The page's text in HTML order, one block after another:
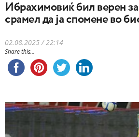
Ибрахимовиќ бил верен за
срамел да ја спомене во
02.08.2025 / 22:14
Share this...